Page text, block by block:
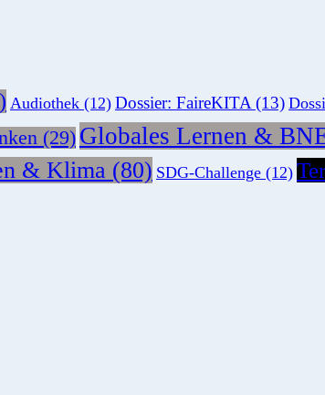
Audiothek (12) Dossier: FaireKITA (13)
(29) Globales Lernen &
& Klima (80) SDG-Challenge (12)